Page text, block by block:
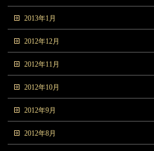
2013年1月
2012年12月
2012年11月
2012年10月
2012年9月
2012年8月